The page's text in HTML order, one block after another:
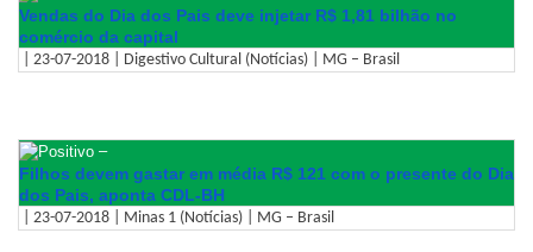
Vendas do Dia dos Pais deve injetar R$ 1,81 bilhão no
comércio da capital
| 23-07-2018 | Digestivo Cultural (Notícias) | MG – Brasil
–
Filhos devem gastar em média R$ 121 com o presente do Dia
dos Pais, aponta CDL-BH
| 23-07-2018 | Minas 1 (Notícias) | MG – Brasil